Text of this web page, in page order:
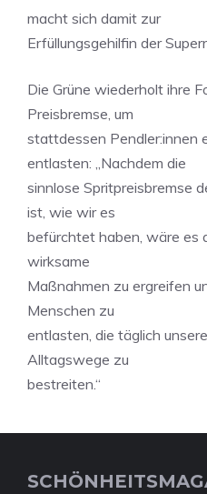
macht sich damit zur
Erfüllungsgehilfin der
Die Grüne wiederholt ihre
Preisbremse, um
stattdessen Pendler:innen
entlasten: „Nachdem die
sinnlose Spritpreisbremse
ist, wie wir es
befürchtet haben, wäre es
wirksame
Maßnahmen zu ergreifen
Menschen zu
entlasten, die täglich
Alltagswege zu
bestreiten.“